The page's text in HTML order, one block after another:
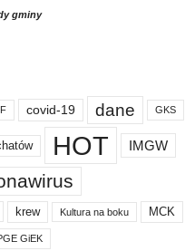
gminy
covid-19 dane GKS
HOT IMGW
krew Kultura na boku MCK
GiEK